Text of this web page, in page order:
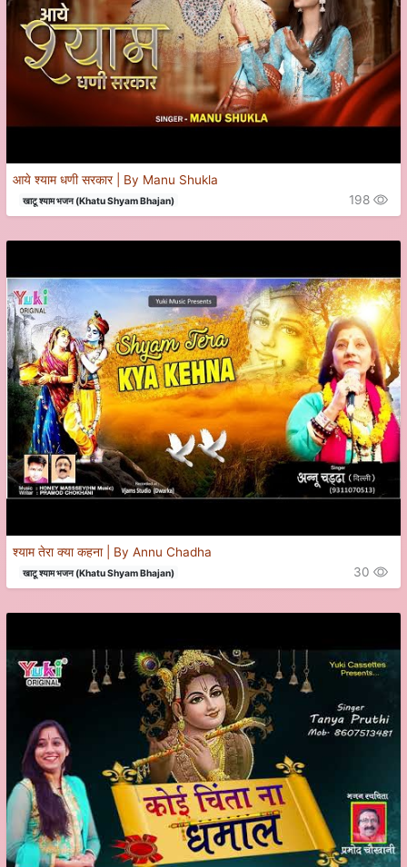
आये श्याम धणी सरकार | By Manu Shukla
खाटू श्याम भजन (Khatu Shyam Bhajan) 198
श्याम तेरा क्या कहना | By Annu Chadha
खाटू श्याम भजन (Khatu Shyam Bhajan) 30